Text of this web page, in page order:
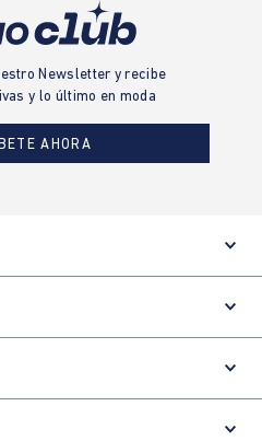
Newsletter y recibe
y lo último en moda
AHORA